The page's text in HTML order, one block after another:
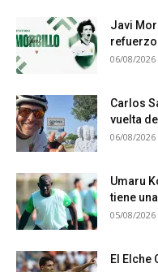
Javi
refuerzo
06/08/2026
Carlos
vuelta
06/08/2026
Umaru
tiene
05/08/2026
El Elche